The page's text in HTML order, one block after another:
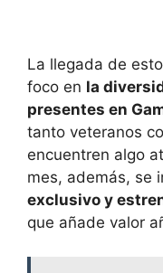
La llegada de
foco en la
presentes en
tanto veteranos
encuentren algo
mes, además, se
exclusivo y
que añade valor